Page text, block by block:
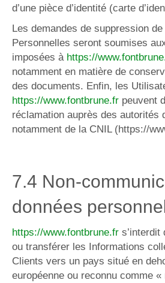
d’une pièce d’identité (carte
Les demandes de suppression de
Personnelles seront soumises
imposées à https://
notamment en matière de
des documents. Enfin, les
https://www.fontbrune.fr peuvent
réclamation auprès des autorités
notamment de la CNIL (https://
7.4 Non-
données
https://www.fontbrune.fr s’interdit
ou transférer les Informations
Clients vers un pays situé en
européenne ou reconnu comme